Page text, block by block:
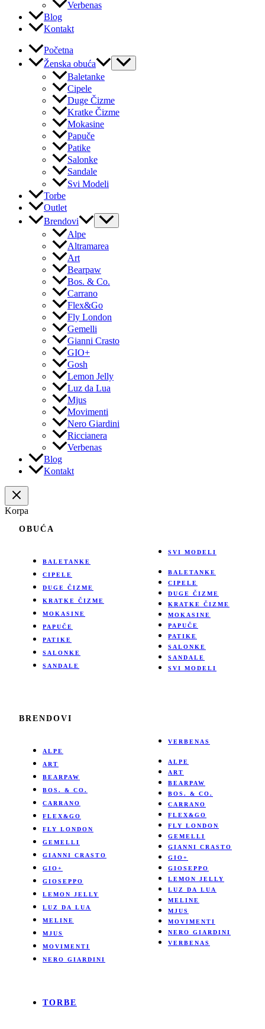
Verbenas
Blog
Kontakt
Početna
Ženska obuća
Baletanke
Cipele
Duge Čizme
Kratke Čizme
Mokasine
Papuče
Patike
Salonke
Sandale
Svi Modeli
Torbe
Outlet
Brendovi
Alpe
Altramarea
Art
Bearpaw
Bos. & Co.
Carrano
Flex&Go
Fly London
Gemelli
Gianni Crasto
GIO+
Gosh
Lemon Jelly
Luz da Lua
Mjus
Movimenti
Nero Giardini
Riccianera
Verbenas
Blog
Kontakt
Korpa
OBUĆA
BALETANKE
CIPELE
DUGE ČIZME
KRATKE ČIZME
MOKASINE
PAPUČE
PATIKE
SALONKE
SANDALE
SVI MODELI
BALETANKE
CIPELE
DUGE ČIZME
KRATKE ČIZME
MOKASINE
PAPUČE
PATIKE
SALONKE
SANDALE
SVI MODELI
BRENDOVI
ALPE
ART
BEARPAW
BOS. & CO.
CARRANO
FLEX&GO
FLY LONDON
GEMELLI
GIANNI CRASTO
GIO+
GIOSEPPO
LEMON JELLY
LUZ DA LUA
MELINE
MJUS
MOVIMENTI
NERO GIARDINI
VERBENAS
ALPE
ART
BEARPAW
BOS. & CO.
CARRANO
FLEX&GO
FLY LONDON
GEMELLI
GIANNI CRASTO
GIO+
GIOSEPPO
LEMON JELLY
LUZ DA LUA
MELINE
MJUS
MOVIMENTI
NERO GIARDINI
VERBENAS
TORBE